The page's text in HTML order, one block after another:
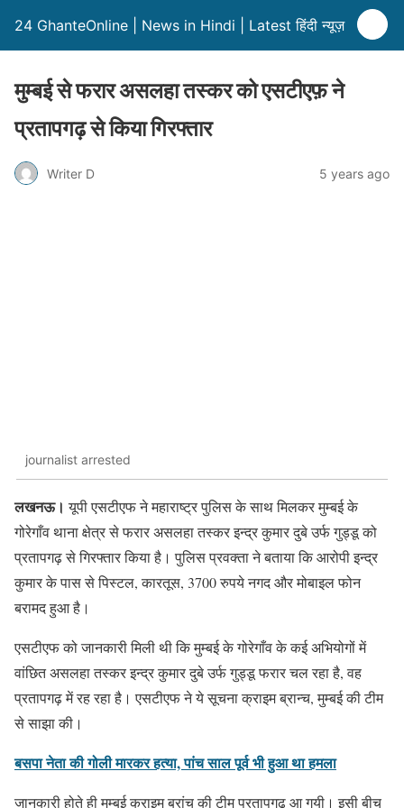
24 GhanteOnline | News in Hindi | Latest हिंदी न्यूज़
मुम्बई से फरार असलहा तस्कर को एसटीएफ़ ने
प्रतापगढ़ से किया गिरफ्तार
Writer D 5 years ago
journalist arrested
लखनऊ। यूपी एसटीएफ ने महाराष्ट्र पुलिस के साथ मिलकर मुम्बई के
गोरेगाँव थाना क्षेत्र से फरार असलहा तस्कर इन्द्र कुमार दुबे उर्फ गुड्डू को
प्रतापगढ़ से गिरफ्तार किया है। पुलिस प्रवक्ता ने बताया कि आरोपी इन्द्र
कुमार के पास से पिस्टल, कारतूस, 3700 रुपये नगद और मोबाइल फोन
बरामद हुआ है।
एसटीएफ को जानकारी मिली थी कि मुम्बई के गोरेगाँव के कई अभियोगों में
वांछित असलहा तस्कर इन्द्र कुमार दुबे उर्फ गुड्डू फरार चल रहा है, वह
प्रतापगढ़ में रह रहा है। एसटीएफ ने ये सूचना क्राइम ब्रान्च, मुम्बई की टीम
से साझा की।
बसपा नेता की गोली मारकर हत्या, पांच साल पूर्व भी हुआ था हमला
जानकारी होते ही मुम्बई क्राइम ब्रांच की टीम प्रतापगढ़ आ गयी। इसी बीच